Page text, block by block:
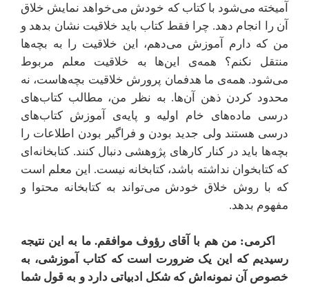
آمیخته می‌شود با کتاب که خودش می‌خواهد نمایش خلاق
آن را انجام دهد. چرا فقط کتاب باید خلاقیت نشان بدهد و
من که دارم آموزش می‌دهم، این خلاقیت را به بچه‌ها
منتقل نکنم؟ همه‌ی این‌ها به خلاقیت معلم مربوط
می‌شود. همه‌ی ما هدفمان پرورش خلاقیت بچه‌هاست، نه
محدود کردن ذهن آن‌ها. به نظر من، مطالب کتاب‌های
درسی ماده‌های خام اولیه و پایه‌ی آموزش کتاب‌های
درسی هستند ولی جدید بودن و فراگیر بودن اطلاعات را
بچه‌ها باید در کنار کارهای پژوهشی دنبال کنند. کتابخانه‌ای
که کتابخوان نداشته باشد، کتابخانه نیست. این معلم است
که با روش خلاق خودش می‌تواند به کتابخانه محتوا و
مفهوم بدهد.
اکرمی: من هم با آقای رؤوف موافقم. ما به این نتیجه
رسیدیم که این یک ضرورت است که کتاب آموزشی، به
خصوص آن نمونه‌اش که شکل ادبیاتی دارد و به قول شما